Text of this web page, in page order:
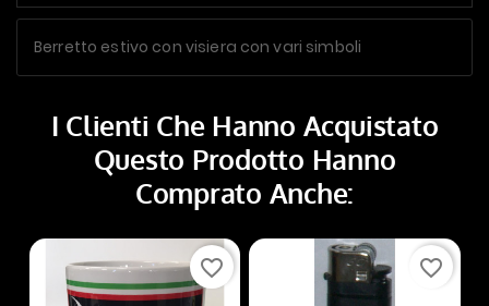
Berretto estivo con visiera con vari simboli
I Clienti Che Hanno Acquistato
Questo Prodotto Hanno
Comprato Anche:
favorite_border favorite_border